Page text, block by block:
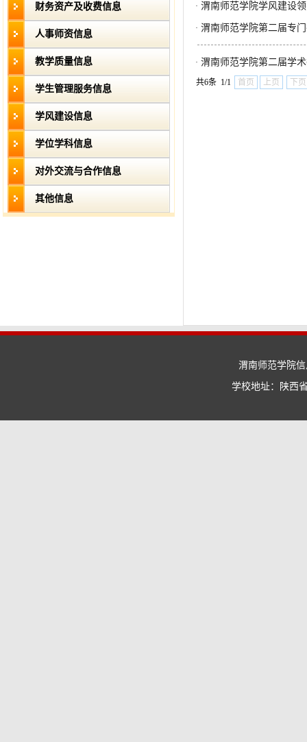
财务资产及收费信息
人事师资信息
教学质量信息
学生管理服务信息
学风建设信息
学位学科信息
对外交流与合作信息
其他信息
· 渭南师范学院学风建设
· 渭南师范学院第二届专
· 渭南师范学院第二届学
共6条 1/1 首页 上页 下页
渭南师范学院
学校地址：陕西